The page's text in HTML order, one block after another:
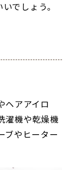
でしょう。
ヘアアイロ
濯機や乾燥機
ブやヒーター